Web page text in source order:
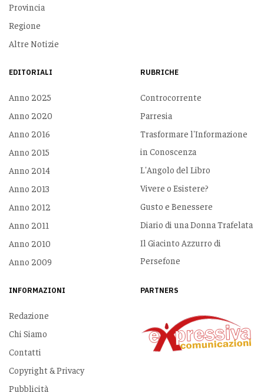
Provincia
Regione
Altre Notizie
EDITORIALI
Anno 2025
Anno 2020
Anno 2016
Anno 2015
Anno 2014
Anno 2013
Anno 2012
Anno 2011
Anno 2010
Anno 2009
RUBRICHE
Controcorrente
Parresia
Trasformare l'Informazione
in Conoscenza
L'Angolo del Libro
Vivere o Esistere?
Gusto e Benessere
Diario di una Donna Trafelata
Il Giacinto Azzurro di
Persefone
INFORMAZIONI
Redazione
Chi Siamo
Contatti
Copyright & Privacy
Pubblicità
PARTNERS